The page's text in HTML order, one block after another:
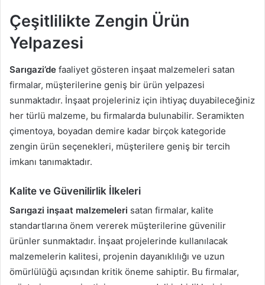
Çeşitlilikte Zengin Ürün
Yelpazesi
Sarıgazi’de faaliyet gösteren inşaat malzemeleri satan
firmalar, müşterilerine geniş bir ürün yelpazesi
sunmaktadır. İnşaat projeleriniz için ihtiyaç duyabileceğiniz
her türlü malzeme, bu firmalarda bulunabilir. Seramikten
çimentoya, boyadan demire kadar birçok kategoride
zengin ürün seçenekleri, müşterilere geniş bir tercih
imkanı tanımaktadır.
Kalite ve Güvenilirlik İlkeleri
Sarıgazi inşaat malzemeleri satan firmalar, kalite
standartlarına önem vererek müşterilerine güvenilir
ürünler sunmaktadır. İnşaat projelerinde kullanılacak
malzemelerin kalitesi, projenin dayanıklılığı ve uzun
ömürlülüğü açısından kritik öneme sahiptir. Bu firmalar,